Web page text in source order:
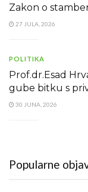
Zakon o
27 JULA, 2026
POLITIKA
Prof.dr.Esad
gube bitku s
30 JUNA, 2026
Popularne